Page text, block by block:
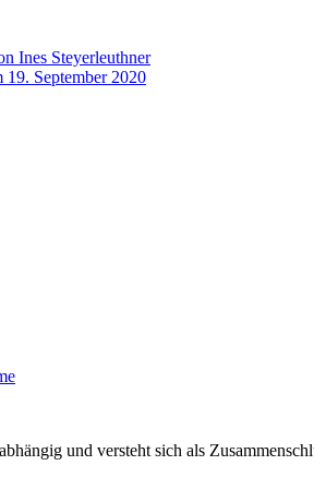
Ines Steyerleuthner
September 2020
und versteht sich als